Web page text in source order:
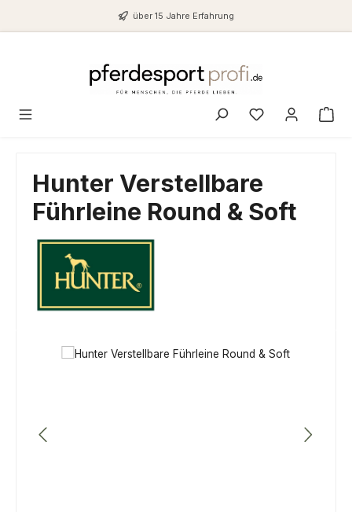
Zum Hauptinhalt springenüber 15 Jahre Erfahrung
Du hast 0
Hunter Verstellbare
Führleine Round & Soft
Bildergalerie überspringen